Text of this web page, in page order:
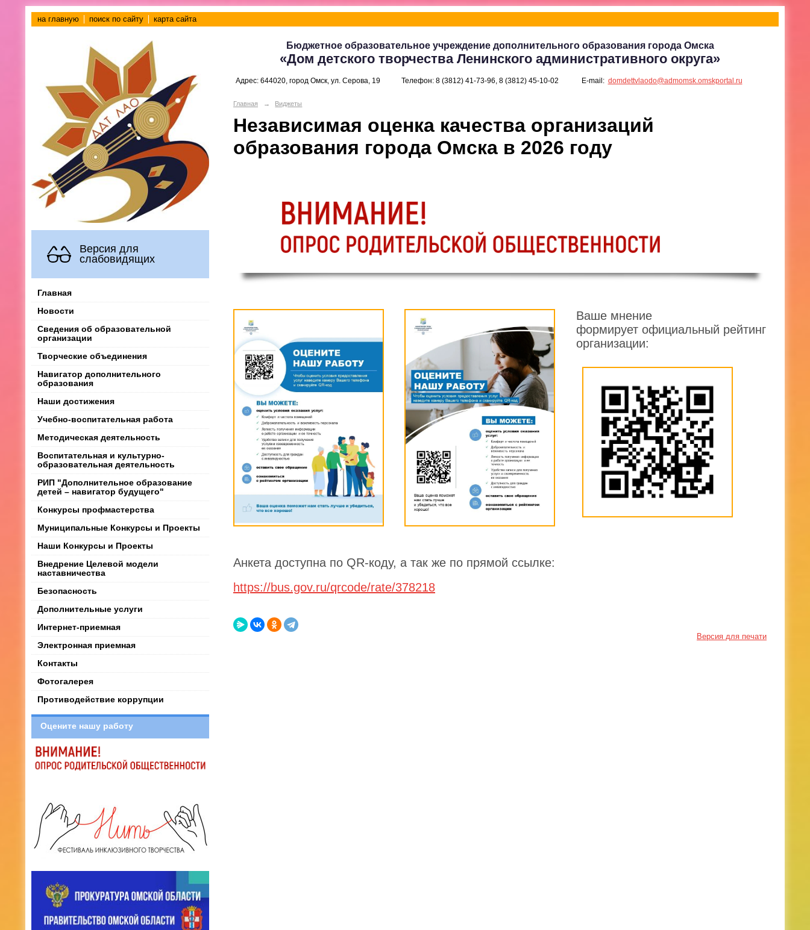
на главную поиск по сайту карта сайта
Версия для
слабовидящих
Главная
Новости
Сведения об образовательной
организации
Творческие объединения
Навигатор дополнительного
образования
Наши достижения
Учебно-воспитательная работа
Методическая деятельность
Воспитательная и культурно-
образовательная деятельность
РИП "Дополнительное образование
детей – навигатор будущего"
Конкурсы профмастерства
Муниципальные Конкурсы и Проекты
Наши Конкурсы и Проекты
Внедрение Целевой модели
наставничества
Безопасность
Дополнительные услуги
Интернет-приемная
Электронная приемная
Контакты
Фотогалерея
Противодействие коррупции
Оцените нашу работу
Бюджетное образовательное учреждение дополнительного образования города Омска
«Дом детского творчества Ленинского административного округа»
Адрес: 644020, город Омск, ул. Серова, 19 Телефон: 8 (3812) 41-73-96, 8 (3812) 45-10-02 E-mail: domdettvlaodo@admomsk.omskportal.ru
Главная → Виджеты
Независимая оценка качества организаций
образования города Омска в 2026 году
Ваше мнение
формирует официальный рейтинг
организации:
Анкета доступна по QR-коду, а так же по прямой ссылке:
https://bus.gov.ru/qrcode/rate/378218
Версия для печати